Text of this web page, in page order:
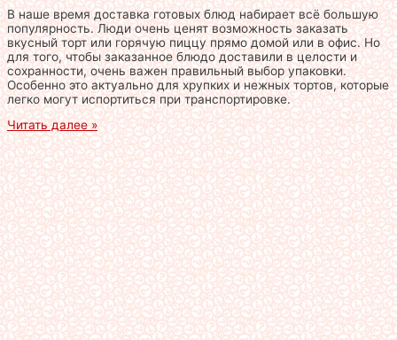
В наше время доставка готовых блюд набирает всё большую
популярность. Люди очень ценят возможность заказать
вкусный торт или горячую пиццу прямо домой или в офис. Но
для того, чтобы заказанное блюдо доставили в целости и
сохранности, очень важен правильный выбор упаковки.
Особенно это актуально для хрупких и нежных тортов, которые
легко могут испортиться при транспортировке.
Читать далее »